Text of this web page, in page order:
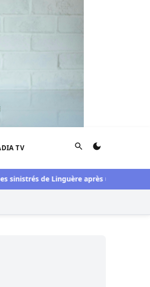
TV Rechercher
de Linguère après une visite du pont